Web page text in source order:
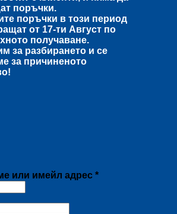
поръчки.
поръчки в този период
от 17-ти Август по
получаване.
за разбирането и се
за причиненото
или имейл адрес *Задължително